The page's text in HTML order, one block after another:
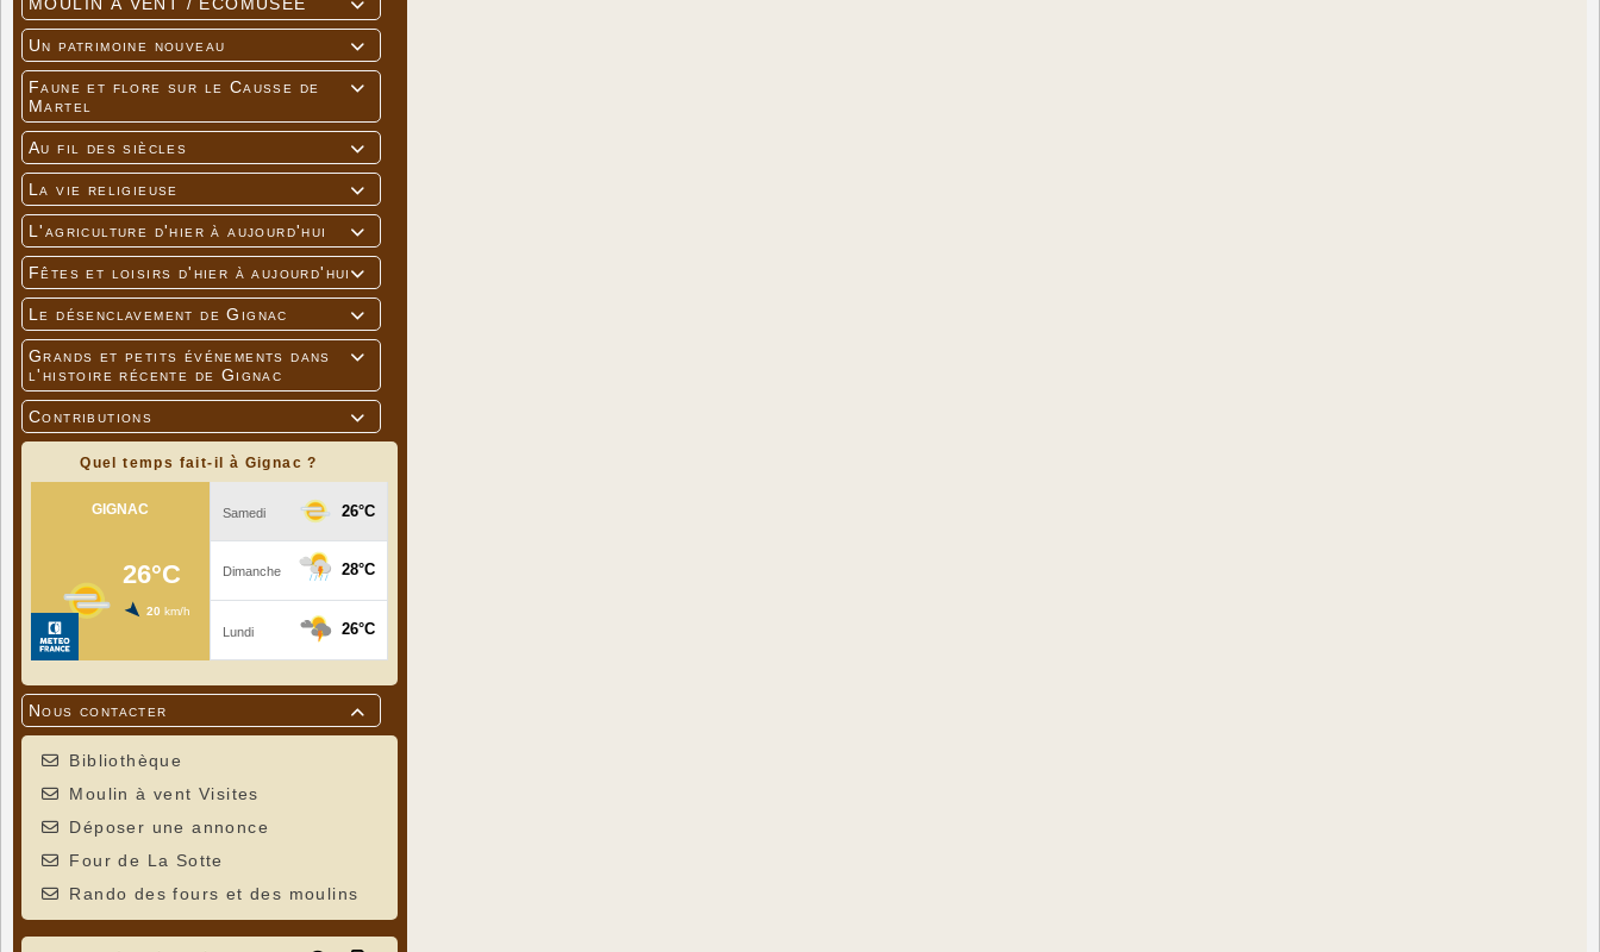

MOULIN À VENT / ÉCOMUSÉE

Un patrimoine nouveau

Faune et flore sur le Causse de
Martel

Au fil des siècles

La vie religieuse

L'agriculture d'hier à aujourd'hui

Fêtes et loisirs d'hier à aujourd'hui

Le désenclavement de Gignac

Grands et petits événements dans
l'histoire récente de Gignac

Contributions
Quel temps fait-il à Gignac ?

Nous contacter
Bibliothèque
Moulin à vent Visites
Déposer une annonce
Four de La Sotte
Rando des fours et des moulins